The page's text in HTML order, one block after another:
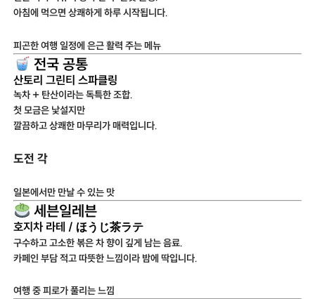
아침에 먹으면 상쾌하게 하루 시작됩니다.
피곤한 여행 일정에 은근 활력 주는 메뉴
전국 공통
산토리 그린티 스파클링
녹차 + 탄산이라는 독특한 조합.
첫 모금은 낯설지만
깔끔하고 상쾌한 마무리가 매력입니다.
도전 각
일본에서만 만날 수 있는 맛
세븐일레븐
호지차 라테 / ほうじ茶ラテ
구수하고 고소한 볶은 차 향이 깊게 남는 음료.
카페인 부담 적고 따뜻한 느낌이라 밤에 딱입니다.
여행 중 피로가 풀리는 느낌